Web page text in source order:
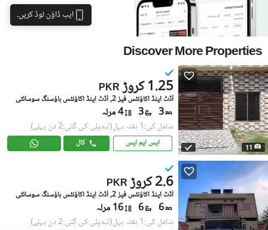
ایپ ڈاؤن لوڈ کریں۔
Discover More Properties
11
PKR 1.25 کروڑ
آڈٹ اینڈ اکاؤنٹس فیز 2, آڈٹ اینڈ اکاؤنٹس ہاؤسنگ سوسائٹی
3
3 4 مرلہ
شامل کی:1 ہفتہ پہل (تبدیلی کی گئی:2 دن پہلے)
ایس ایم ایس کال
PKR 2.6 کروڑ
آڈٹ اینڈ اکاؤنٹس فیز 2, آڈٹ اینڈ اکاؤنٹس ہاؤسنگ سوسائٹی
6
6 16 مرلہ
شامل کی:1 ہفتہ پہل (تبدیلی کی گئی:2 دن پہلے)